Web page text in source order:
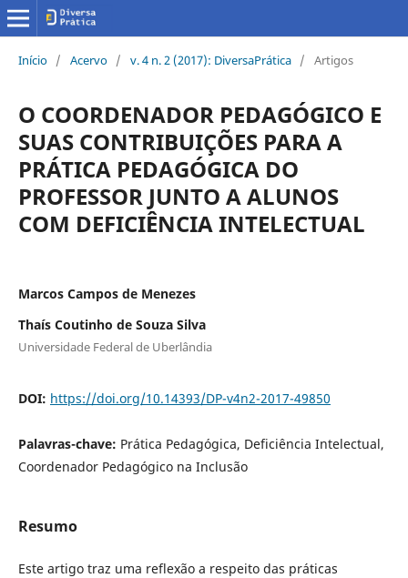
Início / Acervo / v. 4 n. 2 (2017): DiversaPrática / Artigos
O COORDENADOR PEDAGÓGICO E
SUAS CONTRIBUIÇÕES PARA A
PRÁTICA PEDAGÓGICA DO
PROFESSOR JUNTO A ALUNOS
COM DEFICIÊNCIA INTELECTUAL
Marcos Campos de Menezes
Thaís Coutinho de Souza Silva
Universidade Federal de Uberlândia
DOI: https://doi.org/10.14393/DP-v4n2-2017-49850
Palavras-chave: Prática Pedagógica, Deficiência Intelectual,
Coordenador Pedagógico na Inclusão
Resumo
Este artigo traz uma reflexão a respeito das práticas